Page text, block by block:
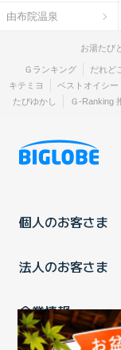
由布院温泉
お湯たび
Ｇランキング だれど
キテミヨ
ベストオイシー
たびゆかし
Ｇ-Ranking
個人のお客さま
法人のお客さま
企業情報